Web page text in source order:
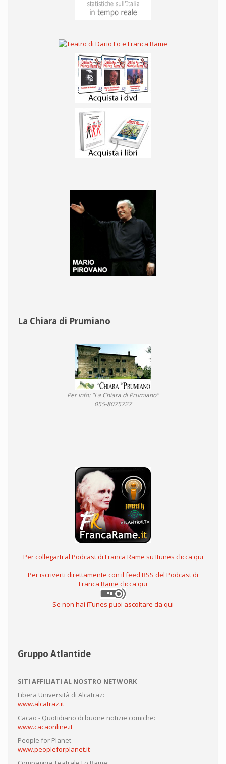
La Chiara di Prumiano
Per info: "La Chiara di Prumiano"
055-8075727
Per collegarti al Podcast di Franca Rame su Itunes clicca qui
Per iscriverti direttamente con il feed RSS del Podcast di
Franca Rame clicca qui
Se non hai iTunes puoi ascoltare da qui
Gruppo Atlantide
SITI AFFILIATI AL NOSTRO NETWORK
Libera Università di Alcatraz:
www.alcatraz.it
Cacao - Quotidiano di buone notizie comiche:
www.cacaonline.it
People for Planet
www.peopleforplanet.it